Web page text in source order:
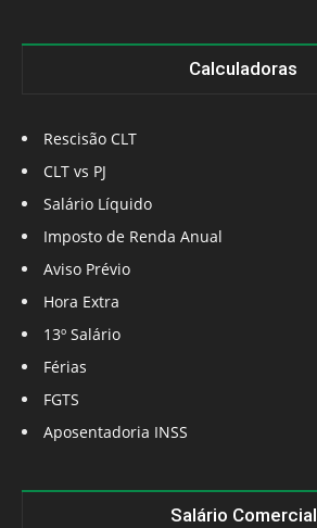
Calculadoras
Rescisão CLT
CLT vs PJ
Salário Líquido
Imposto de Renda Anual
Aviso Prévio
Hora Extra
13º Salário
Férias
FGTS
Aposentadoria INSS
Salário Comercial